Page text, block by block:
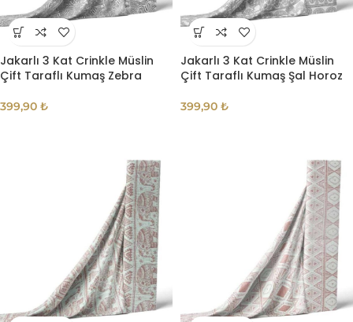
Jakarlı 3 Kat Crinkle Müslin
Çift Taraflı Kumaş Zebra
399,90 ₺
Jakarlı 3 Kat Crinkle Müslin
Çift Taraflı Kumaş Şal Horoz
399,90 ₺